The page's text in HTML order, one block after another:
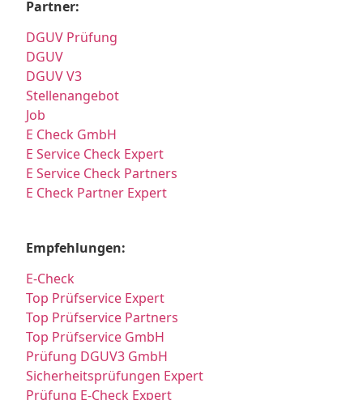
Partner:
DGUV Prüfung
DGUV
DGUV V3
Stellenangebot
Job
E Check GmbH
E Service Check Expert
E Service Check Partners
E Check Partner Expert
Empfehlungen:
E-Check
Top Prüfservice Expert
Top Prüfservice Partners
Top Prüfservice GmbH
Prüfung DGUV3 GmbH
Sicherheitsprüfungen Expert
Prüfung E-Check Expert